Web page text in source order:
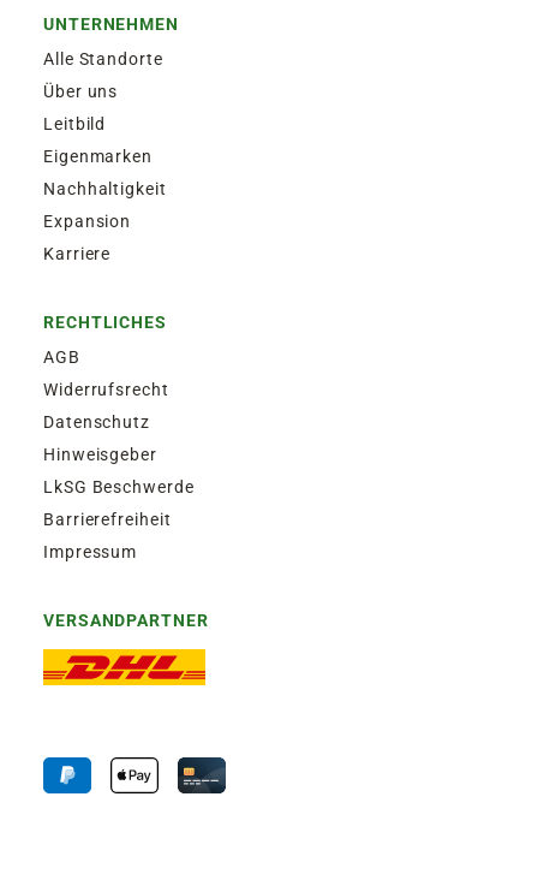
UNTERNEHMEN
Alle Standorte
Über uns
Leitbild
Eigenmarken
Nachhaltigkeit
Expansion
Karriere
RECHTLICHES
AGB
Widerrufsrecht
Datenschutz
Hinweisgeber
LkSG Beschwerde
Barrierefreiheit
Impressum
VERSANDPARTNER